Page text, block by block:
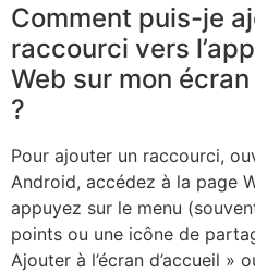
Comment puis-je
raccourci vers
Web sur mon
?
Pour ajouter un raccourci,
Android, accédez à la page
appuyez sur le menu
points ou une icône de
Ajouter à l’écran d’accueil »